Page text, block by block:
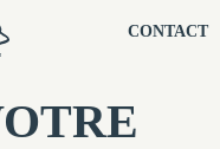
CONTACT